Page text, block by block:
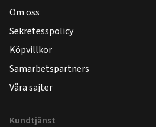
Om oss
Sekretesspolicy
Köpvillkor
Samarbetspartners
Våra sajter
Kundtjänst